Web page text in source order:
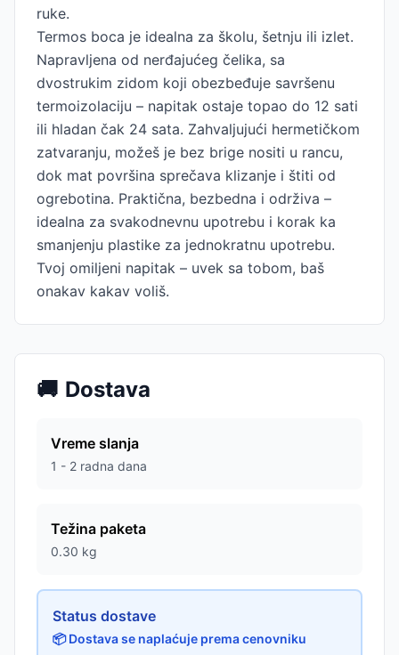
ruke.
Termos boca je idealna za školu, šetnju ili izlet.
Napravljena od nerđajućeg čelika, sa
dvostrukim zidom koji obezbeđuje savršenu
termoizolaciju – napitak ostaje topao do 12 sati
ili hladan čak 24 sata. Zahvaljujući hermetičkom
zatvaranju, možeš je bez brige nositi u rancu,
dok mat površina sprečava klizanje i štiti od
ogrebotina. Praktična, bezbedna i održiva –
idealna za svakodnevnu upotrebu i korak ka
smanjenju plastike za jednokratnu upotrebu.
Tvoj omiljeni napitak – uvek sa tobom, baš
onakav kakav voliš.
🚚 Dostava
Vreme slanja
1 - 2 radna dana
Težina paketa
0.30 kg
Status dostave
📦 Dostava se naplaćuje prema cenovniku